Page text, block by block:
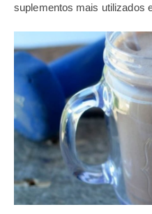
suplementos mais utilizados